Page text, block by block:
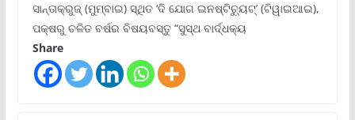
ସାନ୍ତାକ୍ରୁଜ୍ (ମୁମ୍ବାଇ) ସ୍ଥିତ ‘ଦି ଯୋଗ ଇନଷ୍ଟିଚ୍ୟୁଟ୍‌’ (ଟିୱାଇଆଇ),
ପକ୍ଷରୁ ଚଳିତ ବର୍ଷର ବିଷୟବସ୍ତୁ “ସୁସ୍ଥ ବାର୍ଦ୍ଧକ୍ୟ
Share